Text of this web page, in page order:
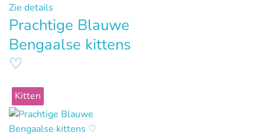
Zie details
Prachtige Blauwe
Bengaalse kittens
♡
Kitten